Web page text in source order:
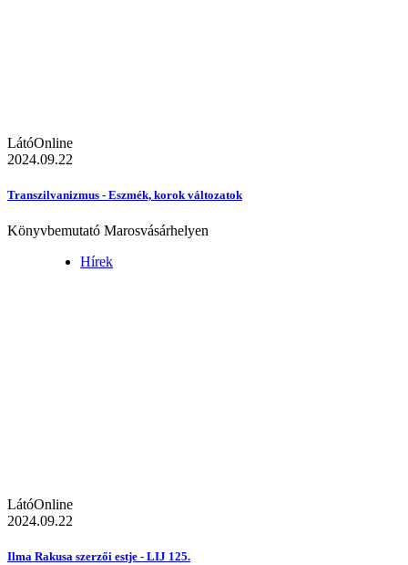
LátóOnline
2024.09.22
Transzilvanizmus - Eszmék, korok változatok
Könyvbemutató Marosvásárhelyen
Hírek
LátóOnline
2024.09.22
Ilma Rakusa szerzői estje - LIJ 125.